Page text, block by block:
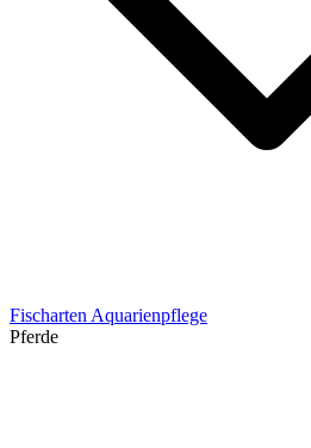
Fischarten Aquarienpflege
Pferde